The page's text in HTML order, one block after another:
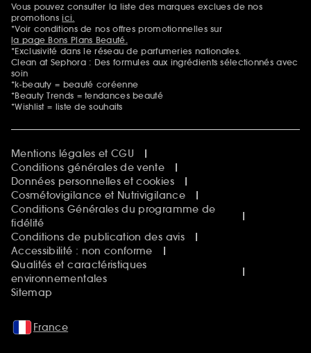
Mentions additionnelles
Vous pouvez consulter la liste des marques exclues de nos
promotionsici.
*Voir conditions de nos offres promotionnelles sur
la page Bons Plans Beauté.
*Exclusivité dans le réseau de parfumeries nationales.
Clean at Sephora : Des formules aux ingrédients sélectionnés avec
soin
*k-beauty = beauté coréenne
*Beauty Trends = tendances beauté
*Wishlist = liste de souhaits
Mentions légales et CGU
Conditions générales de vente
Données personnelles et cookies
Cosmétovigilance et Nutrivigilance
Conditions Générales du programme de
fidélité
Conditions de publication des avis
Accessibilité : non conforme
Qualités et caractéristiques
environnementales
Sitemap
France